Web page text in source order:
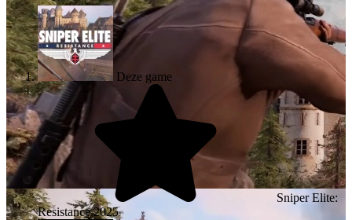
Deze game
Sniper Elite:
Resistance2025